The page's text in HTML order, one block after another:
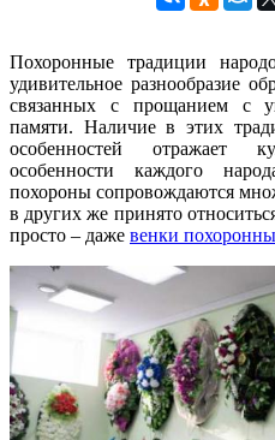
Похоронные традиции
удивительное разнообразие
связанных с прощанием с
памяти. Наличие в этих
особенностей отражает
особенности каждого
похороны сопровождаются
в других же принято
просто – даже венки